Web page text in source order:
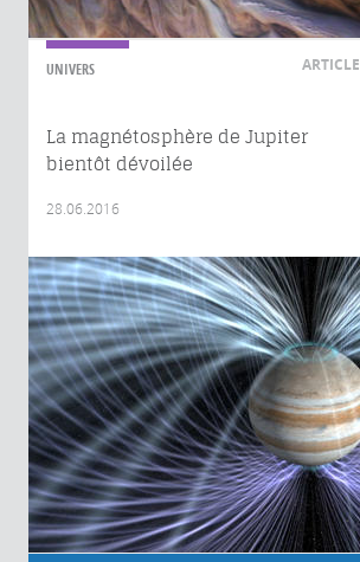
UNIVERS ARTICLE
La magnétosphère de Jupiter
bientôt dévoilée
28.06.2016